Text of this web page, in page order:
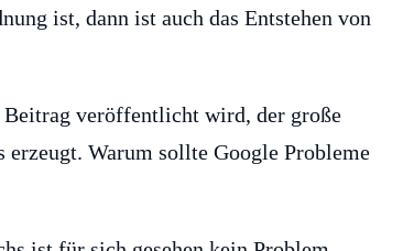
ist, dann ist auch das Entstehen von
Beitrag veröffentlicht wird, der große
Warum sollte Google Probleme